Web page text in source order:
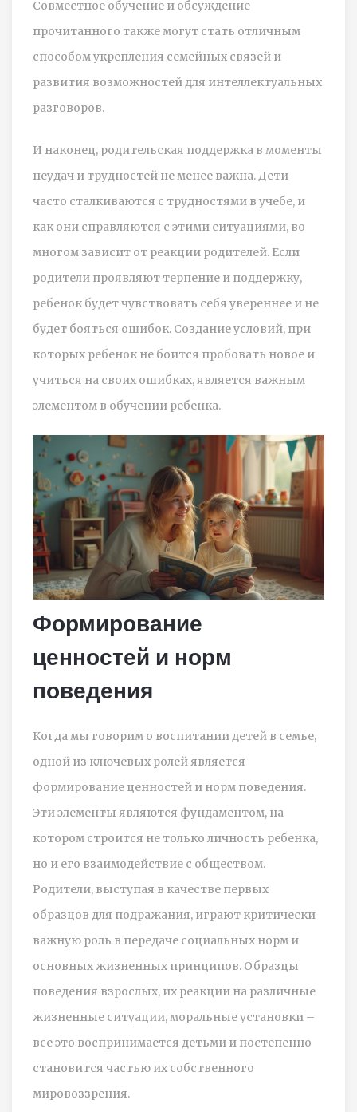
Совместное обучение и обсуждение
прочитанного также могут стать отличным
способом укрепления семейных связей и
развития возможностей для интеллектуальных
разговоров.
И наконец, родительская поддержка в моменты
неудач и трудностей не менее важна. Дети
часто сталкиваются с трудностями в учебе, и
как они справляются с этими ситуациями, во
многом зависит от реакции родителей. Если
родители проявляют терпение и поддержку,
ребенок будет чувствовать себя увереннее и не
будет бояться ошибок. Создание условий, при
которых ребенок не боится пробовать новое и
учиться на своих ошибках, является важным
элементом в обучении ребенка.
Формирование
ценностей и норм
поведения
Когда мы говорим о воспитании детей в семье,
одной из ключевых ролей является
формирование ценностей и норм поведения.
Эти элементы являются фундаментом, на
котором строится не только личность ребенка,
но и его взаимодействие с обществом.
Родители, выступая в качестве первых
образцов для подражания, играют критически
важную роль в передаче социальных норм и
основных жизненных принципов. Образцы
поведения взрослых, их реакции на различные
жизненные ситуации, моральные установки –
все это воспринимается детьми и постепенно
становится частью их собственного
мировоззрения.